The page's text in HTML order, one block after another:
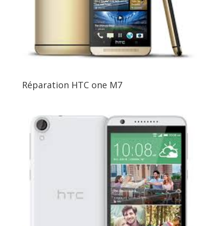
Réparation HTC one M7